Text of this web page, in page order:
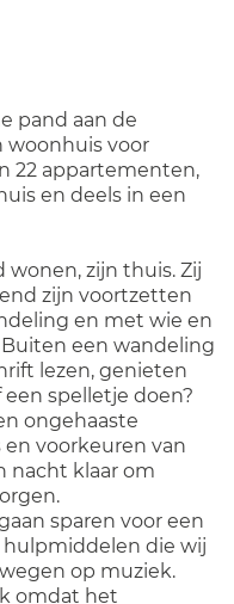
pand aan de
woonhuis voor
22 appartementen,
en deels in een
wonen, zijn thuis. Zij
zijn voortzetten
en met wie en
een wandeling
lezen, genieten
spelletje doen?
ongehaaste
en voorkeuren van
nacht klaar om
sparen voor een
hulpmiddelen die wij
op muziek.
omdat het